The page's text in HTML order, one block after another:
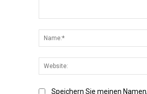
Speichern Sie meinen